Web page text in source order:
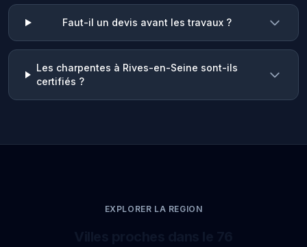
Faut-il un devis avant les travaux ?
Les charpentes à Rives-en-Seine sont-ils
certifiés ?
EXPLORER LA REGION